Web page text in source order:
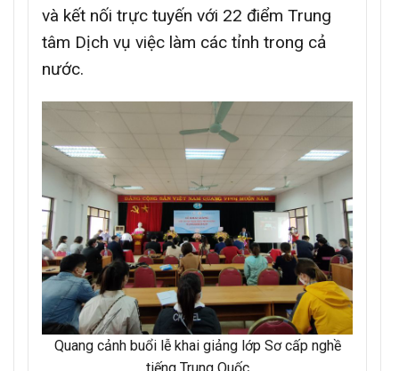
và kết nối trực tuyến với 22 điểm Trung
tâm Dịch vụ việc làm các tỉnh trong cả
nước.
Quang cảnh buổi lễ khai giảng lớp Sơ cấp nghề
tiếng Trung Quốc